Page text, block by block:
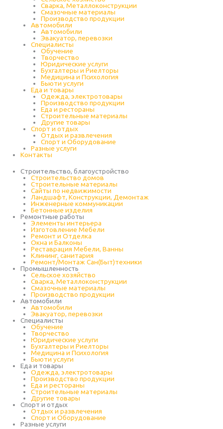
Сварка, Металлоконструкции
Cмазочные материалы
Производство продукции
Автомобили
Автомобили
Эвакуатор, перевозки
Специалисты
Обучение
Творчество
Юридические услуги
Бухгалтеры и Риелторы
Медицина и Психология
Бьюти услуги
Еда и товары
Одежда, электротовары
Производство продукции
Еда и рестораны
Строительные материалы
Другие товары
Спорт и отдых
Отдых и развлечения
Спорт и Оборудование
Разные услуги
Контакты
Строительство, благоустройство
Строительство домов
Строительные материалы
Сайты по недвижимости
Ландшафт, Конструкции, Демонтаж
Инженерные коммуникации
Бетонные изделия
Ремонтные работы
Элементы интерьера
Изготовление Мебели
Ремонт и Отделка
Окна и Балконы
Реставрация Мебели, Ванны
Клининг, санитария
Ремонт/Монтаж Сан(Быт)техники
Промышленность
Cельское хозяйство
Сварка, Металлоконструкции
Cмазочные материалы
Производство продукции
Автомобили
Автомобили
Эвакуатор, перевозки
Специалисты
Обучение
Творчество
Юридические услуги
Бухгалтеры и Риелторы
Медицина и Психология
Бьюти услуги
Еда и товары
Одежда, электротовары
Производство продукции
Еда и рестораны
Строительные материалы
Другие товары
Спорт и отдых
Отдых и развлечения
Спорт и Оборудование
Разные услуги